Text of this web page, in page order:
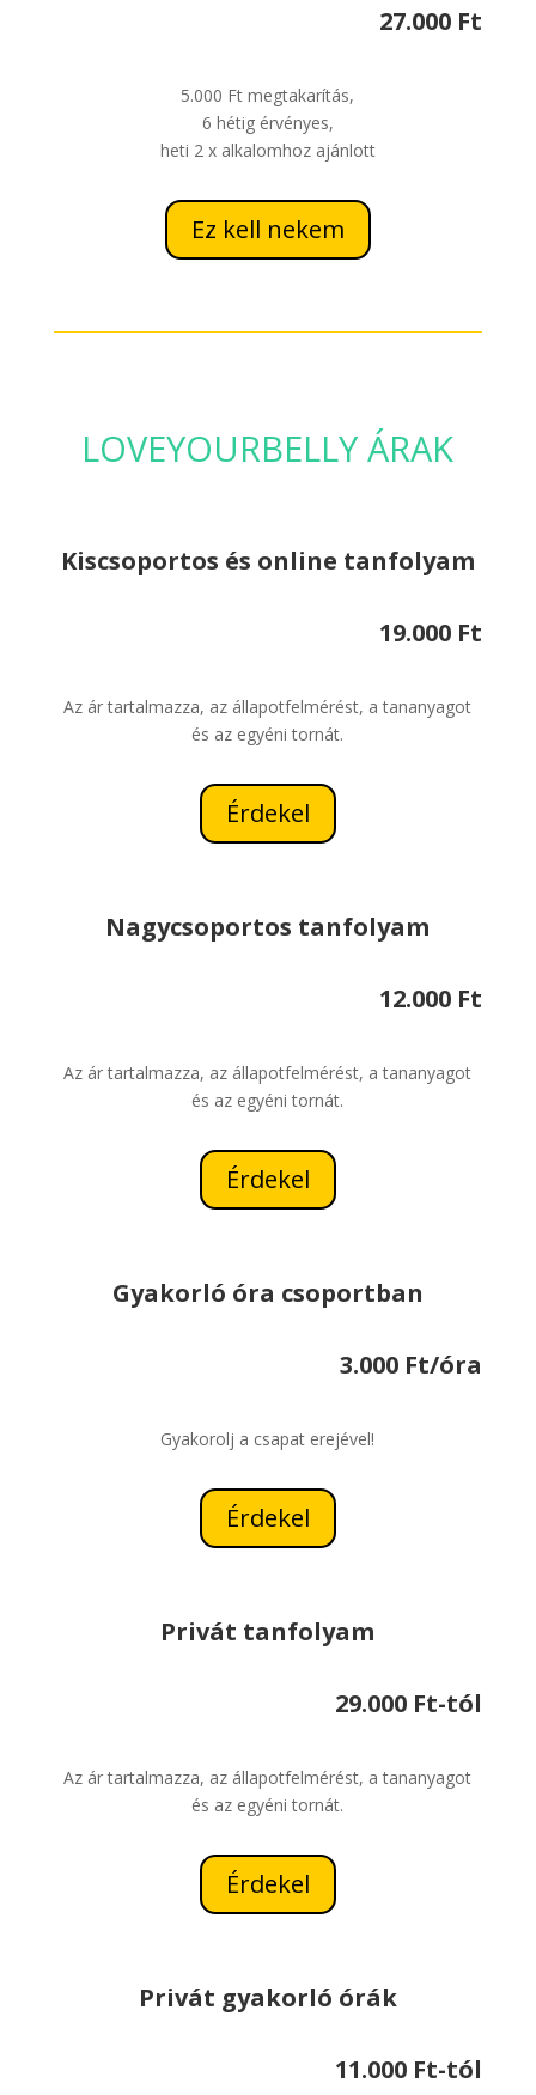
27.000 Ft
5.000 Ft megtakarítás,
6 hétig érvényes,
heti 2 x alkalomhoz ajánlott
Ez kell nekem
LOVEYOURBELLY ÁRAK
Kiscsoportos és online tanfolyam
19.000 Ft
Az ár tartalmazza, az állapotfelmérést, a tananyagot
és az egyéni tornát.
Érdekel
Nagycsoportos tanfolyam
12.000 Ft
Az ár tartalmazza, az állapotfelmérést, a tananyagot
és az egyéni tornát.
Érdekel
Gyakorló óra csoportban
3.000 Ft/óra
Gyakorolj a csapat erejével!
Érdekel
Privát tanfolyam
29.000 Ft-tól
Az ár tartalmazza, az állapotfelmérést, a tananyagot
és az egyéni tornát.
Érdekel
Privát gyakorló órák
11.000 Ft-tól